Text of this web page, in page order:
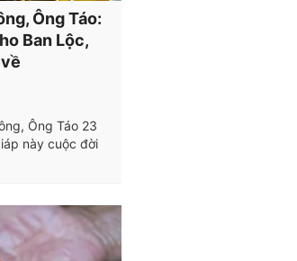
Ông Táo:
Ban Lộc,
Ông Táo 23
này cuộc đời